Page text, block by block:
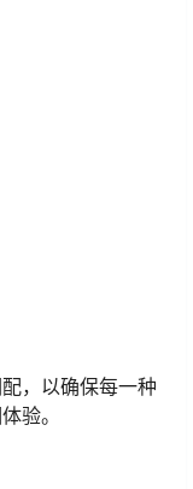
，以确保每一种
验。